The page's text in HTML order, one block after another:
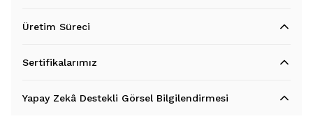
Üretim Süreci
Sertifikalarımız
Yapay Zekâ Destekli Görsel Bilgilendirmesi